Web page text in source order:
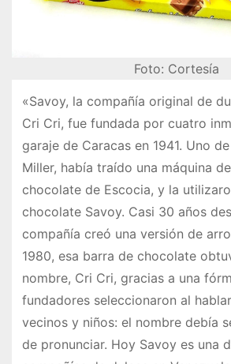
Foto: Cortesía
«Savoy, la compañía original de
Cri Cri, fue fundada por cuatro
garaje de Caracas en 1941. Uno
Miller, había traído una máquina
chocolate de Escocia, y la
chocolate Savoy. Casi 30 años
compañía creó una versión de
1980, esa barra de chocolate
nombre, Cri Cri, gracias a una
fundadores seleccionaron al
vecinos y niños: el nombre debía
de pronunciar. Hoy Savoy es una